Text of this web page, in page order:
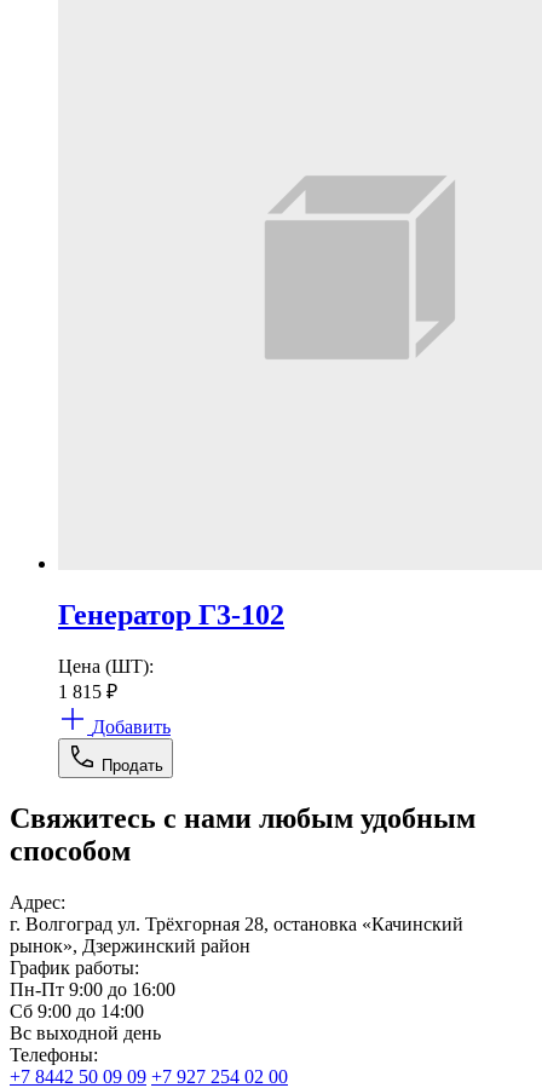
Генератор Г3-102
Цена (ШТ):
1 815 ₽
Добавить
Продать
Свяжитесь с нами любым удобным
способом
Адрес:
г. Волгоград ул. Трёхгорная 28, остановка «Качинский
рынок», Дзержинский район
График работы:
Пн-Пт 9:00 до 16:00
Сб 9:00 до 14:00
Вс выходной день
Телефоны:
+7 8442 50 09 09 +7 927 254 02 00